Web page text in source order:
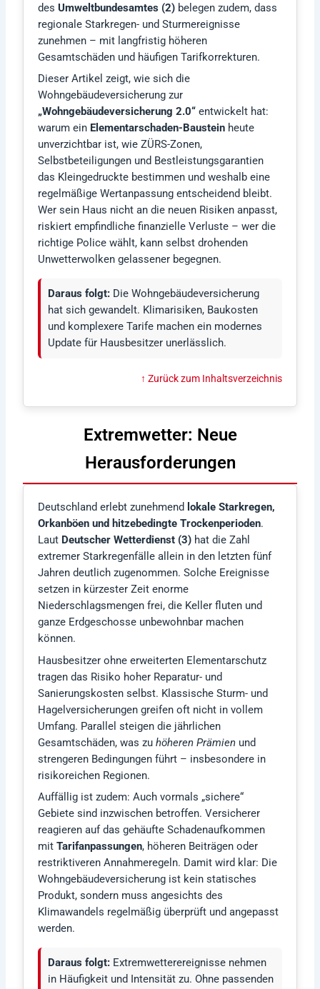
desUmweltbundesamtes (2) belegen zudem, dass
regionale Starkregen- und Sturmereignisse
zunehmen – mit langfristig höheren
Gesamtschäden und häufigen Tarifkorrekturen.
Dieser Artikel zeigt, wie sich die
Wohngebäudeversicherung zur
„Wohngebäudeversicherung 2.0“ entwickelt hat:
warum ein Elementarschaden-Baustein heute
unverzichtbar ist, wie ZÜRS-Zonen,
Selbstbeteiligungen und Bestleistungsgarantien
das Kleingedruckte bestimmen und weshalb eine
regelmäßige Wertanpassung entscheidend bleibt.
Wer sein Haus nicht an die neuen Risiken anpasst,
riskiert empfindliche finanzielle Verluste – wer die
richtige Police wählt, kann selbst drohenden
Unwetterwolken gelassener begegnen.
Daraus folgt: Die Wohngebäudeversicherung
hat sich gewandelt. Klimarisiken, Baukosten
und komplexere Tarife machen ein modernes
Update für Hausbesitzer unerlässlich.
↑ Zurück zum Inhaltsverzeichnis
Extremwetter: Neue
Herausforderungen
Deutschland erlebt zunehmend lokale Starkregen,
Orkanböen und hitzebedingte Trockenperioden.
Laut Deutscher Wetterdienst (3) hat die Zahl
extremer Starkregenfälle allein in den letzten fünf
Jahren deutlich zugenommen. Solche Ereignisse
setzen in kürzester Zeit enorme
Niederschlagsmengen frei, die Keller fluten und
ganze Erdgeschosse unbewohnbar machen
können.
Hausbesitzer ohne erweiterten Elementarschutz
tragen das Risiko hoher Reparatur- und
Sanierungskosten selbst. Klassische Sturm- und
Hagelversicherungen greifen oft nicht in vollem
Umfang. Parallel steigen die jährlichen
Gesamtschäden, was zuhöheren Prämien und
strengeren Bedingungen führt – insbesondere in
risikoreichen Regionen.
Auffällig ist zudem: Auch vormals „sichere“
Gebiete sind inzwischen betroffen. Versicherer
reagieren auf das gehäufte Schadenaufkommen
mitTarifanpassungen, höheren Beiträgen oder
restriktiveren Annahmeregeln. Damit wird klar: Die
Wohngebäudeversicherung ist kein statisches
Produkt, sondern muss angesichts des
Klimawandels regelmäßig überprüft und angepasst
werden.
Daraus folgt: Extremwetterereignisse nehmen
in Häufigkeit und Intensität zu. Ohne passenden